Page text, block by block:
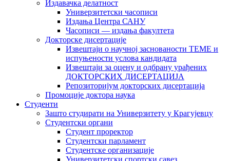
Издавачка делатност
Универзитетски часописи
Издања Центра САНУ
Часописи — издања факултета
Докторске дисертације
Извештаји о научној заснованости ТЕМЕ и
испуњености услова кандидата
Извештаји за оцену и одбрану урађених
ДОКТОРСКИХ ДИСЕРТАЦИЈА
Репозиторијум докторских дисертација
Промоције доктора наука
Студенти
Зашто студирати на Универзитету у Крагујевцу
Студентски органи
Студент проректор
Студентски парламент
Студентске организације
Универзитетски спортски савез